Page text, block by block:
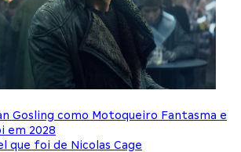
Gosling como Motoqueiro Fantasma e
em 2028
que foi de Nicolas Cage